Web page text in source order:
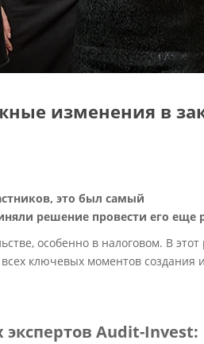
изменения в
это был самый
решение провести его еще
особенно в налоговом. В этот
ключевых моментов создания и
Audit-Invest: